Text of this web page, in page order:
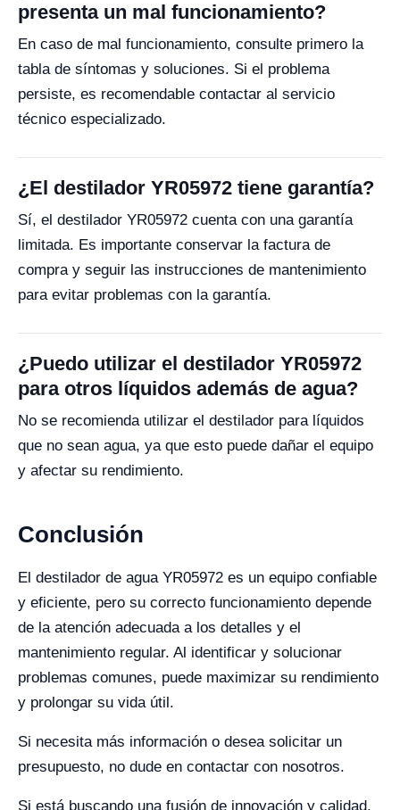
presenta un mal funcionamiento?
En caso de mal funcionamiento, consulte primero la
tabla de síntomas y soluciones. Si el problema
persiste, es recomendable contactar al servicio
técnico especializado.
¿El destilador YR05972 tiene garantía?
Sí, el destilador YR05972 cuenta con una garantía
limitada. Es importante conservar la factura de
compra y seguir las instrucciones de mantenimiento
para evitar problemas con la garantía.
¿Puedo utilizar el destilador YR05972
para otros líquidos además de agua?
No se recomienda utilizar el destilador para líquidos
que no sean agua, ya que esto puede dañar el equipo
y afectar su rendimiento.
Conclusión
El destilador de agua YR05972 es un equipo confiable
y eficiente, pero su correcto funcionamiento depende
de la atención adecuada a los detalles y el
mantenimiento regular. Al identificar y solucionar
problemas comunes, puede maximizar su rendimiento
y prolongar su vida útil.
Si necesita más información o desea solicitar un
presupuesto, no dude en contactar con nosotros.
Si está buscando una fusión de innovación y calidad,